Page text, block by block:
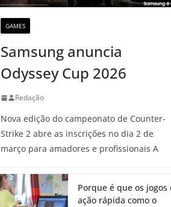
GAMES
Samsung anuncia
Odyssey Cup 2026
Redação
Nova edição do campeonato de Counter-
Strike 2 abre as inscrições no dia 2 de
março para amadores e profissionais A
Porque é que os jogos
ação rápida como o